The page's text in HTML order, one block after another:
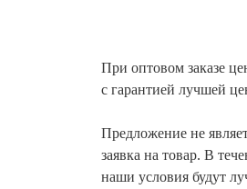
При оптовом заказе
с гарантией лучшей
Предложение не
заявка на товар. В
наши условия будут